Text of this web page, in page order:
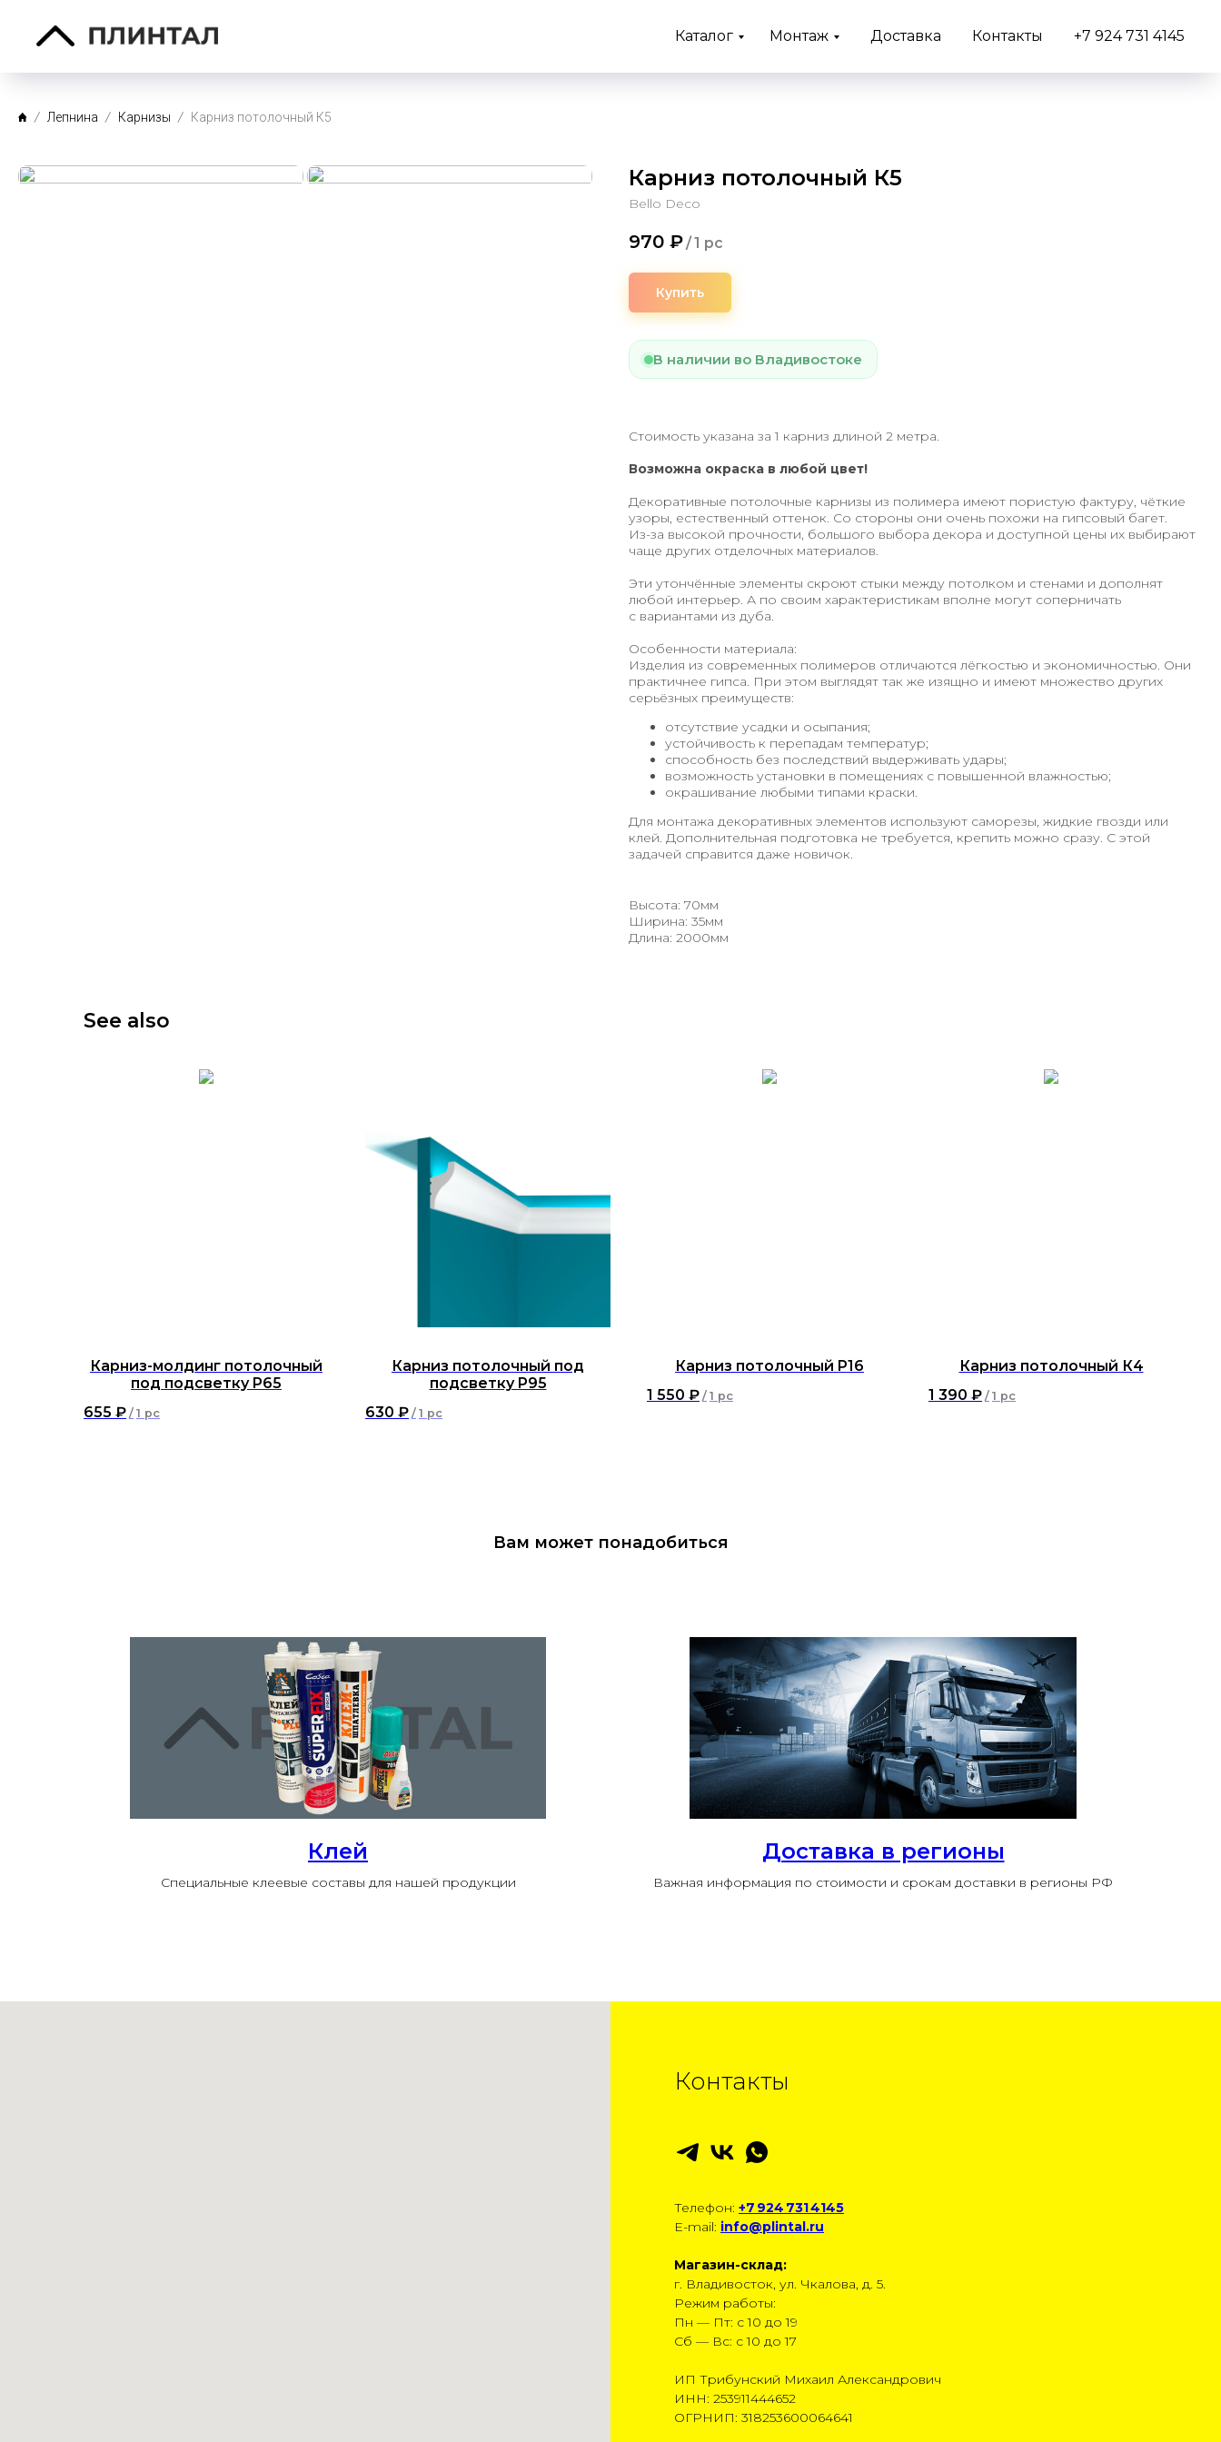
Каталог Монтаж Доставка Контакты +7 924 731 4145
Лепнина Карнизы Карниз потолочный К5
Карниз потолочный К5
Bello Deco
970 ₽/1 pc
Купить
В наличии во Владивостоке
Стоимость указана за 1 карниз длиной 2 метра.
Возможна окраска в любой цвет!
Декоративные потолочные карнизы из полимера имеют пористую фактуру, чёткие
узоры, естественный оттенок. Со стороны они очень похожи на гипсовый багет.
Из-за высокой прочности, большого выбора декора и доступной цены их выбирают
чаще других отделочных материалов.
Эти утончённые элементы скроют стыки между потолком и стенами и дополнят
любой интерьер. А по своим характеристикам вполне могут соперничать
с вариантами из дуба.
Особенности материала:
Изделия из современных полимеров отличаются лёгкостью и экономичностью. Они
практичнее гипса. При этом выглядят так же изящно и имеют множество других
серьёзных преимуществ:
отсутствие усадки и осыпания;
устойчивость к перепадам температур;
способность без последствий выдерживать удары;
возможность установки в помещениях с повышенной влажностью;
окрашивание любыми типами краски.
Для монтажа декоративных элементов используют саморезы, жидкие гвозди или
клей. Дополнительная подготовка не требуется, крепить можно сразу. С этой
задачей справится даже новичок.
Высота: 70мм
Ширина: 35мм
Длина: 2000мм
See also
Карниз-молдинг потолочный
под подсветку P65
655 ₽ / 1 pc
Карниз потолочный под
подсветку P95
630 ₽ / 1 pc
Карниз потолочный P16
1 550 ₽ / 1 pc
Карниз потолочный К4
1 390 ₽ / 1 pc
Вам может понадобиться
Клей
Специальные клеевые составы для нашей продукции
Доставка в регионы
Важная информация по стоимости и срокам доставки в регионы РФ
Контакты
Телефон: +7 924 731 4145
E-mail: info@plintal.ru
Магазин-склад:
г. Владивосток, ул. Чкалова, д. 5.
Режим работы:
Пн — Пт: с 10 до 19
Сб — Вс: с 10 до 17
ИП Трибунский Михаил Александрович
ИНН: 253911444652
ОГРНИП: 318253600064641